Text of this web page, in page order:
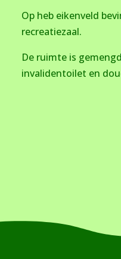
Op heb eikenveld
recreatiezaal.
De ruimte is
invalidentoilet en